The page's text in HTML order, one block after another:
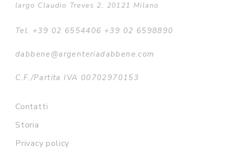
largo Claudio Treves 2, 20121 Milano
Tel. +39 02 6554406 +39 02 6598890
dabbene@argenteriadabbene.com
C.F./Partita IVA 00702970153
Contatti
Storia
Privacy policy